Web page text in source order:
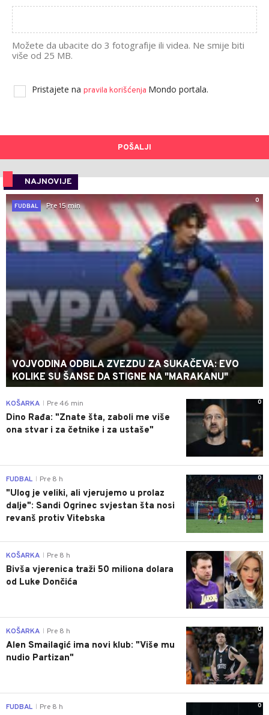
Možete da ubacite do 3 fotografije ili videa. Ne smije biti
više od 25 MB.
Pristajete na pravila korišćenja Mondo portala.
POŠALJI
NAJNOVIJE
0
FUDBAL
Pre 15 min
VOJVODINA ODBILA ZVEZDU ZA SUKAČEVA: EVO
KOLIKE SU ŠANSE DA STIGNE NA "MARAKANU"
0
KOŠARKA Pre 46 min
Dino Rađa: "Znate šta, zaboli me više
ona stvar i za četnike i za ustaše"
0
FUDBAL Pre 8 h
"Ulog je veliki, ali vjerujemo u prolaz
dalje": Sandi Ogrinec svjestan šta nosi
revanš protiv Vitebska
0
KOŠARKA Pre 8 h
Bivša vjerenica traži 50 miliona dolara
od Luke Dončića
0
KOŠARKA Pre 8 h
Alen Smailagić ima novi klub: "Više mu
nudio Partizan"
0
FUDBAL Pre 8 h